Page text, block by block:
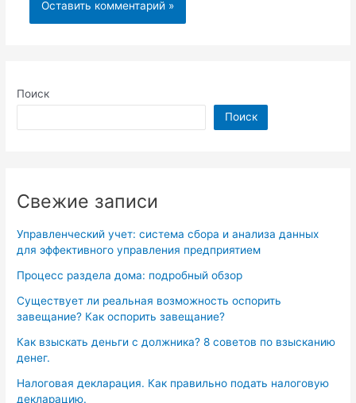
Поиск
Поиск
Свежие записи
Управленческий учет: система сбора и анализа данных
для эффективного управления предприятием
Процесс раздела дома: подробный обзор
Существует ли реальная возможность оспорить
завещание? Как оспорить завещание?
Как взыскать деньги с должника? 8 советов по взысканию
денег.
Налоговая декларация. Как правильно подать налоговую
декларацию.